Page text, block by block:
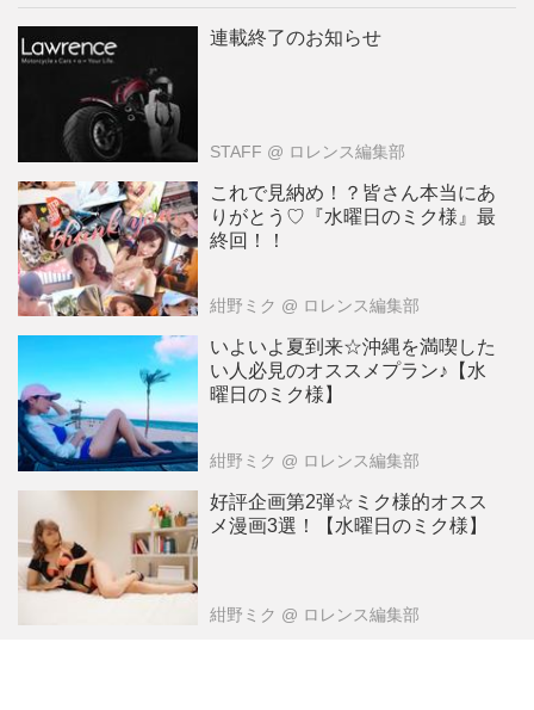
連載終了のお知らせ
STAFF @ ロレンス編集部
これで見納め！？皆さん本当にあ
りがとう♡『水曜日のミク様』最
終回！！
紺野ミク @ ロレンス編集部
いよいよ夏到来☆沖縄を満喫した
い人必見のオススメプラン♪【水
曜日のミク様】
紺野ミク @ ロレンス編集部
好評企画第2弾☆ミク様的オスス
メ漫画3選！【水曜日のミク様】
紺野ミク @ ロレンス編集部